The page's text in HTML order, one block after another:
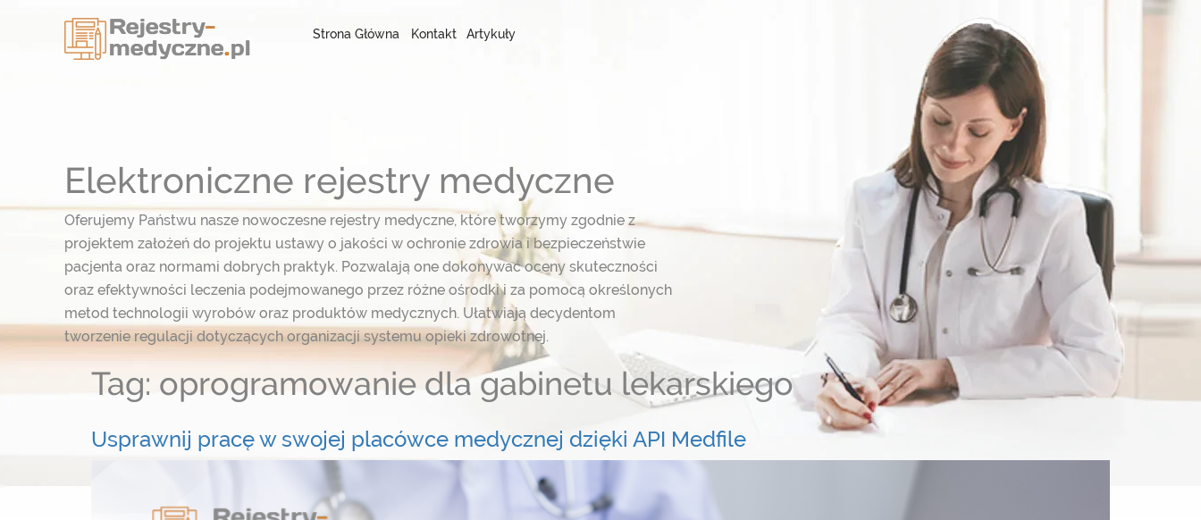
Strona Główna Kontakt Artykuły
Elektroniczne rejestry medyczne
Oferujemy Państwu nasze nowoczesne rejestry medyczne, które tworzymy zgodnie z
projektem założeń do projektu ustawy o jakości w ochronie zdrowia i bezpieczeństwie
pacjenta oraz normami dobrych praktyk. Pozwalają one dokonywać oceny skuteczności
oraz efektywności leczenia podejmowanego przez różne ośrodki i za pomocą określonych
metod technologii wyrobów oraz produktów medycznych. Ułatwiają decydentom
tworzenie regulacji dotyczących organizacji systemu opieki zdrowotnej.
Tag: oprogramowanie dla gabinetu lekarskiego
Usprawnij pracę w swojej placówce medycznej dzięki API Medfile